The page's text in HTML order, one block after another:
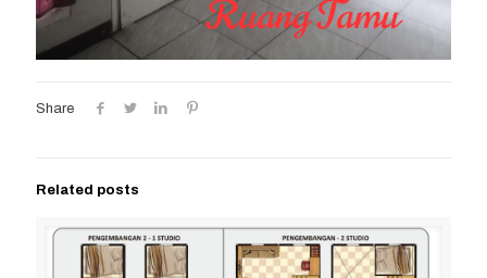
Share
Related posts